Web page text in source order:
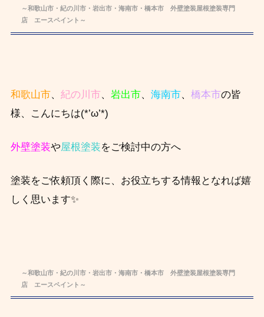
～和歌山市・紀の川市・岩出市・海南市・橋本市 外壁塗装屋根塗装専門
店 エースペイント～
和歌山市、 紀の川市、 岩出市、 海南市、 橋本市の皆
様、こんにちは(*’ω’*)
外壁塗装や屋根塗装をご検討中の方へ
塗装をご依頼頂く際に、お役立ちする情報となれば嬉
しく思います✨
～和歌山市・紀の川市・岩出市・海南市・橋本市 外壁塗装屋根塗装専門
店 エースペイント～